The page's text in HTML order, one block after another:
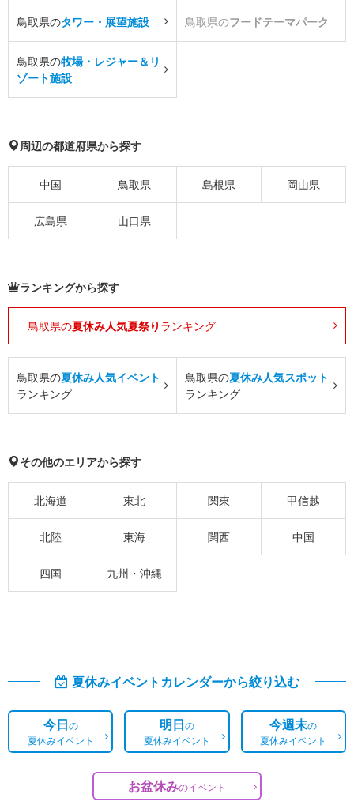
鳥取県のタワー・展望施設 鳥取県のフードテーマパーク
鳥取県の牧場・レジャー＆リ
ゾート施設
周辺の都道府県から探す
中国 鳥取県 島根県 岡山県
広島県 山口県
ランキングから探す
鳥取県の夏休み人気夏祭り ランキング
鳥取県の夏休み人気イベント
ランキング
鳥取県の夏休み人気スポット
ランキング
その他のエリアから探す
北海道 東北 関東 甲信越
北陸 東海 関西 中国
四国 九州・沖縄
夏休みイベントカレンダーから絞り込む
今日の
夏休みイベント
明日の
夏休みイベント
今週末の
夏休みイベント
お盆休みのイベント